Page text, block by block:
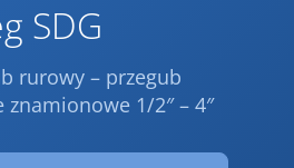
SDG
rurowy – przegub
1/2″ – 4″